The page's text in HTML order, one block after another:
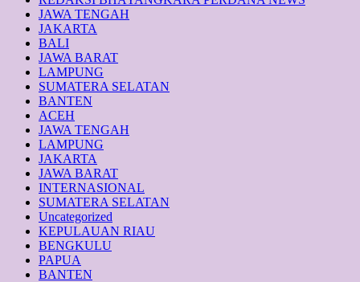
JAWA TENGAH
JAKARTA
BALI
JAWA BARAT
LAMPUNG
SUMATERA SELATAN
BANTEN
ACEH
JAWA TENGAH
LAMPUNG
JAKARTA
JAWA BARAT
INTERNASIONAL
SUMATERA SELATAN
Uncategorized
KEPULAUAN RIAU
BENGKULU
PAPUA
BANTEN